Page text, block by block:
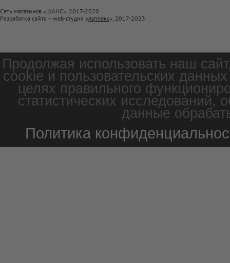
Сеть магазинов «ШАНС», 2017-2020
Разработка сайта – web-студия «Артлекс», 2017-2023
Продолжая использовать наш
cookie и пользовательских
целях правильного
статистических
данные
Политика